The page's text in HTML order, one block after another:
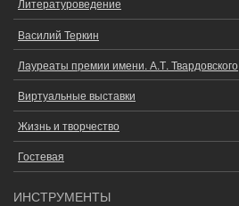
Литературоведение
Василий Теркин
Лауреаты премии имени. А.Т. Твардовского
Виртуальные выставки
Жизнь и творчество
Гостевая
ИНСТРУМЕНТЫ